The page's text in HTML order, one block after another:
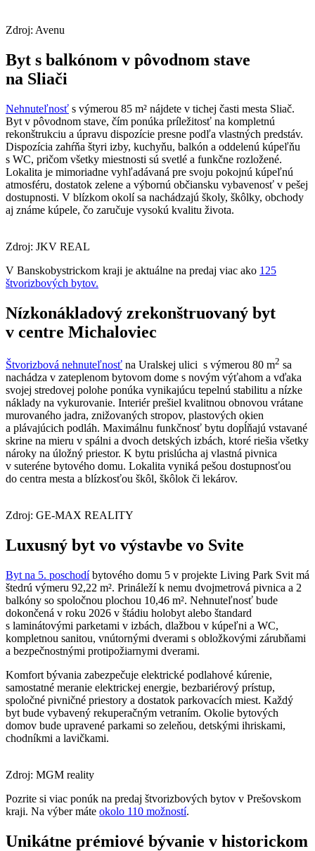
Zdroj: Avenu
Byt s balkónom v pôvodnom stave
na Sliači
Nehnuteľnosť s výmerou 85 m² nájdete v tichej časti mesta Sliač.
Byt v pôvodnom stave, čím ponúka príležitosť na kompletnú
rekonštrukciu a úpravu dispozície presne podľa vlastných predstáv.
Dispozícia zahŕňa štyri izby, kuchyňu, balkón a oddelenú kúpeľňu
s WC, pričom všetky miestnosti sú svetlé a funkčne rozložené.
Lokalita je mimoriadne vyhľadávaná pre svoju pokojnú kúpeľnú
atmosféru, dostatok zelene a výbornú občiansku vybavenosť v pešej
dostupnosti. V blízkom okolí sa nachádzajú školy, škôlky, obchody
aj známe kúpele, čo zaručuje vysokú kvalitu života.
Zdroj: JKV REAL
V Banskobystrickom kraji je aktuálne na predaj viac ako 125
štvorizbových bytov.
Nízkonákladový zrekonštruovaný byt
v centre Michaloviec
Štvorizbová nehnuteľnosť na Uralskej ulici s výmerou 80 m2 sa
nachádza v zateplenom bytovom dome s novým výťahom a vďaka
svojej stredovej polohe ponúka vynikajúcu tepelnú stabilitu a nízke
náklady na vykurovanie. Interiér prešiel kvalitnou obnovou vrátane
murovaného jadra, znižovaných stropov, plastových okien
a plávajúcich podláh. Maximálnu funkčnosť bytu dopĺňajú vstavané
skrine na mieru v spálni a dvoch detských izbách, ktoré riešia všetky
nároky na úložný priestor. K bytu prislúcha aj vlastná pivnica
v suteréne bytového domu. Lokalita vyniká pešou dostupnosťou
do centra mesta a blízkosťou škôl, škôlok či lekárov.
Zdroj: GE-MAX REALITY
Luxusný byt vo výstavbe vo Svite
Byt na 5. poschodíbytového domu 5 v projekte Living Park Svit má
štedrú výmeru 92,22 m². Prináleží k nemu dvojmetrová pivnica a 2
balkóny so spoločnou plochou 10,46 m². Nehnuteľnosť bude
dokončená v roku 2026 v štádiu holobyt alebo štandard
s laminátovými parketami v izbách, dlažbou v kúpeľni a WC,
kompletnou sanitou, vnútornými dverami s obložkovými zárubňami
a bezpečnostnými protipožiarnymi dverami.
Komfort bývania zabezpečuje elektrické podlahové kúrenie,
samostatné meranie elektrickej energie, bezbariérový prístup,
spoločné pivničné priestory a dostatok parkovacích miest. Každý
byt bude vybavený rekuperačným vetraním. Okolie bytových
domov bude upravené parkami so zeleňou, detskými ihriskami,
chodníkmi a lavičkami.
Zdroj: MGM reality
Pozrite si viac ponúk na predaj štvorizbových bytov v Prešovskom
kraji. Na výber máte okolo 110 možností.
Unikátne prémiové bývanie v historickom